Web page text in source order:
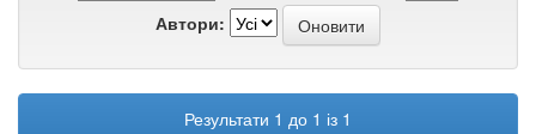
Автори:
Результати 1 до 1 із 1